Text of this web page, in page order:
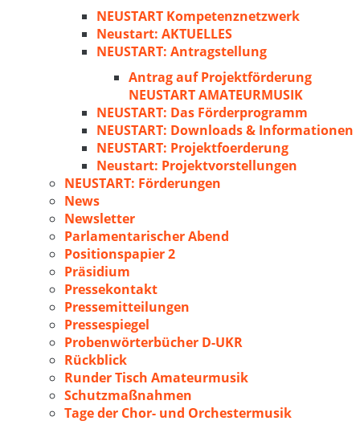
NEUSTART Kompetenznetzwerk
Neustart: AKTUELLES
NEUSTART: Antragstellung
Antrag auf Projektförderung
NEUSTART AMATEURMUSIK
NEUSTART: Das Förderprogramm
NEUSTART: Downloads & Informationen
NEUSTART: Projektfoerderung
Neustart: Projektvorstellungen
NEUSTART: Förderungen
News
Newsletter
Parlamentarischer Abend
Positionspapier 2
Präsidium
Pressekontakt
Pressemitteilungen
Pressespiegel
Probenwörterbücher D-UKR
Rückblick
Runder Tisch Amateurmusik
Schutzmaßnahmen
Tage der Chor- und Orchestermusik